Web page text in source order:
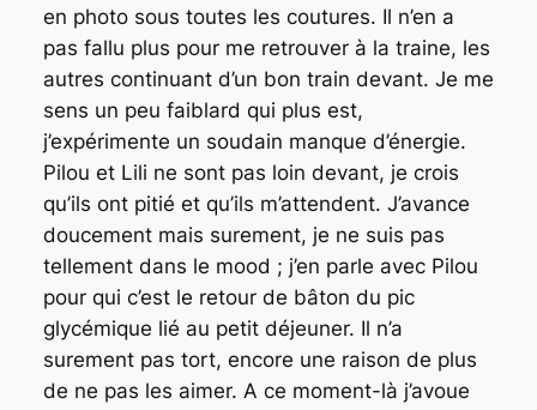
en photo sous toutes les coutures. Il n’en a
pas fallu plus pour me retrouver à la traine, les
autres continuant d’un bon train devant. Je me
sens un peu faiblard qui plus est,
j’expérimente un soudain manque d’énergie.
Pilou et Lili ne sont pas loin devant, je crois
qu’ils ont pitié et qu’ils m’attendent. J’avance
doucement mais surement, je ne suis pas
tellement dans le mood ; j’en parle avec Pilou
pour qui c’est le retour de bâton du pic
glycémique lié au petit déjeuner. Il n’a
surement pas tort, encore une raison de plus
de ne pas les aimer. A ce moment-là j’avoue